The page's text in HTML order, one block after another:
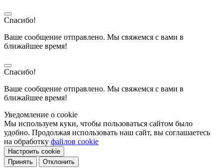
Спасибо!
Ваше сообщение отправлено. Мы свяжемся с вами в
ближайшее время!
Спасибо!
Ваше сообщение отправлено. Мы свяжемся с вами в
ближайшее время!
Уведомление о cookie
Мы используем куки, чтобы пользоваться сайтом было
удобно. Продолжая использовать наш сайт, вы соглашаетесь
на обработку файлов cookie
Настроить cookie
Принять
Отклонить